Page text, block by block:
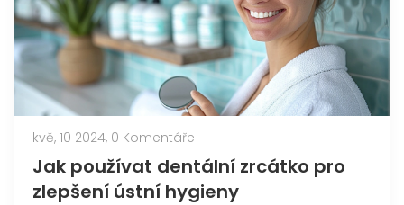
kvě, 10 2024, 0 Komentáře
Jak používat dentální zrcátko pro
zlepšení ústní hygieny